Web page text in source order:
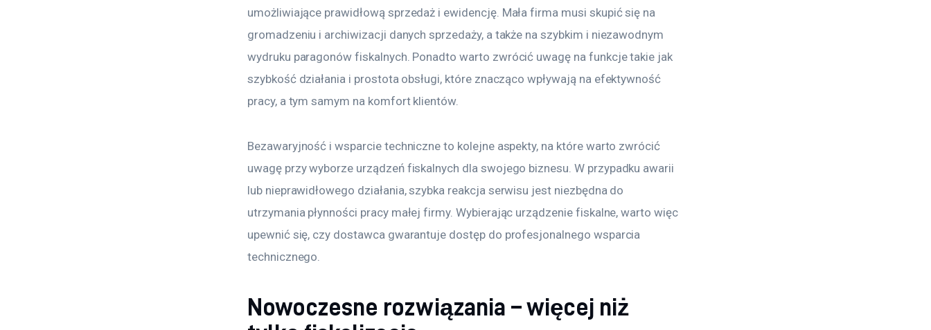
umożliwiające prawidłową sprzedaż i ewidencję. Mała firma musi skupić się na
gromadzeniu i archiwizacji danych sprzedaży, a także na szybkim i niezawodnym
wydruku paragonów fiskalnych. Ponadto warto zwrócić uwagę na funkcje takie jak
szybkość działania i prostota obsługi, które znacząco wpływają na efektywność
pracy, a tym samym na komfort klientów.
Bezawaryjność i wsparcie techniczne to kolejne aspekty, na które warto zwrócić
uwagę przy wyborze urządzeń fiskalnych dla swojego biznesu. W przypadku awarii
lub nieprawidłowego działania, szybka reakcja serwisu jest niezbędna do
utrzymania płynności pracy małej firmy. Wybierając urządzenie fiskalne, warto więc
upewnić się, czy dostawca gwarantuje dostęp do profesjonalnego wsparcia
technicznego.
Nowoczesne rozwiązania – więcej niż